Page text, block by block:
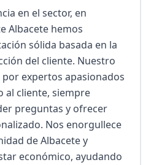
en el sector, en
Albacete hemos
sólida basada en la
del cliente. Nuestro
expertos apasionados
al cliente, siempre
preguntas y ofrecer
Nos enorgullece
de Albacete y
económico, ayudando